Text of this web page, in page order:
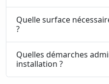
Quelle surface
?
Quelles démarches
installation ?